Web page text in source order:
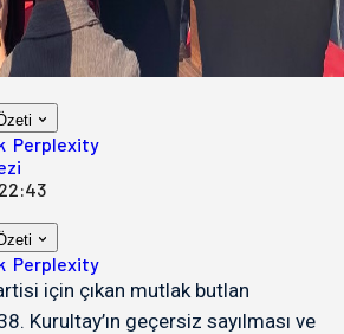
Perplexity
Perplexity
için çıkan mutlak butlan
Kurultay’ın geçersiz sayılması ve